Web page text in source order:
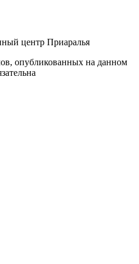
центр Приаралья
опубликованных на данном